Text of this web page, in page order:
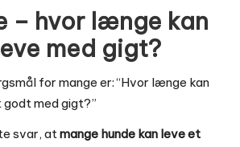
– hvor længe kan
med gigt?
for mange er: “Hvor længe kan
godt med gigt?”
svar, atmange hunde kan leve et